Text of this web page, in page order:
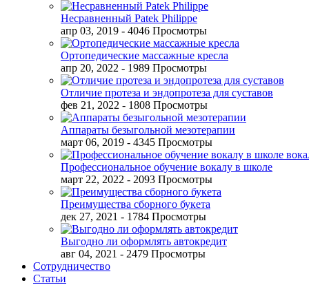
Несравненный Patek Philippe
апр 03, 2019 - 4046 Просмотры
Ортопедические массажные кресла
апр 20, 2022 - 1989 Просмотры
Отличие протеза и эндопротеза для суставов
фев 21, 2022 - 1808 Просмотры
Аппараты безыгольной мезотерапии
март 06, 2019 - 4345 Просмотры
Профессиональное обучение вокалу в школе
март 22, 2022 - 2093 Просмотры
Преимущества сборного букета
дек 27, 2021 - 1784 Просмотры
Выгодно ли оформлять автокредит
авг 04, 2021 - 2479 Просмотры
Сотрудничество
Статьи